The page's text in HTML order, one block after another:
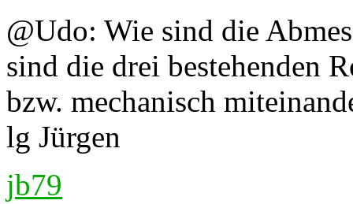
@Udo: Wie sind die
sind die drei bestehenden
bzw. mechanisch
lg Jürgen
jb79